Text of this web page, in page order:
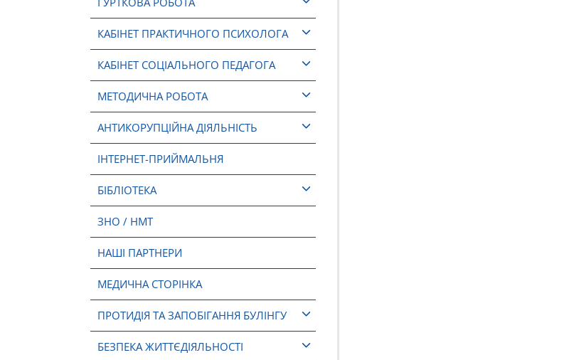
КАБІНЕТ ПРАКТИЧНОГО ПСИХОЛОГА
КАБІНЕТ СОЦІАЛЬНОГО ПЕДАГОГА
МЕТОДИЧНА РОБОТА
АНТИКОРУПЦІЙНА ДІЯЛЬНІСТЬ
ІНТЕРНЕТ-ПРИЙМАЛЬНЯ
БІБЛІОТЕКА
ЗНО / НМТ
НАШІ ПАРТНЕРИ
МЕДИЧНА СТОРІНКА
ПРОТИДІЯ ТА ЗАПОБІГАННЯ БУЛІНГУ
БЕЗПЕКА ЖИТТЄДІЯЛЬНОСТІ